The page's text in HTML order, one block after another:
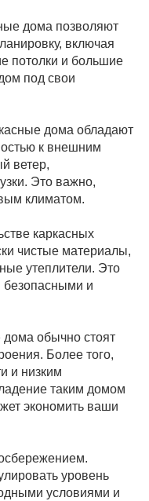
дома позволяют
включая
потолки и большие
под свои
дома обладают
к внешним
ветер,
Это важно,
климатом.
каркасных
чистые материалы,
утеплители. Это
безопасными и
дома обычно стоят
Более того,
и низким
таким домом
экономить ваши
уровень
условиями и